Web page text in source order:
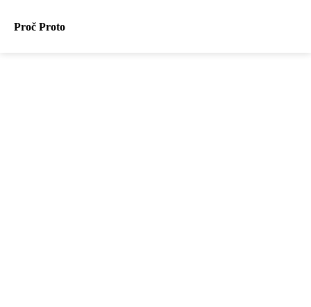
Proč Proto